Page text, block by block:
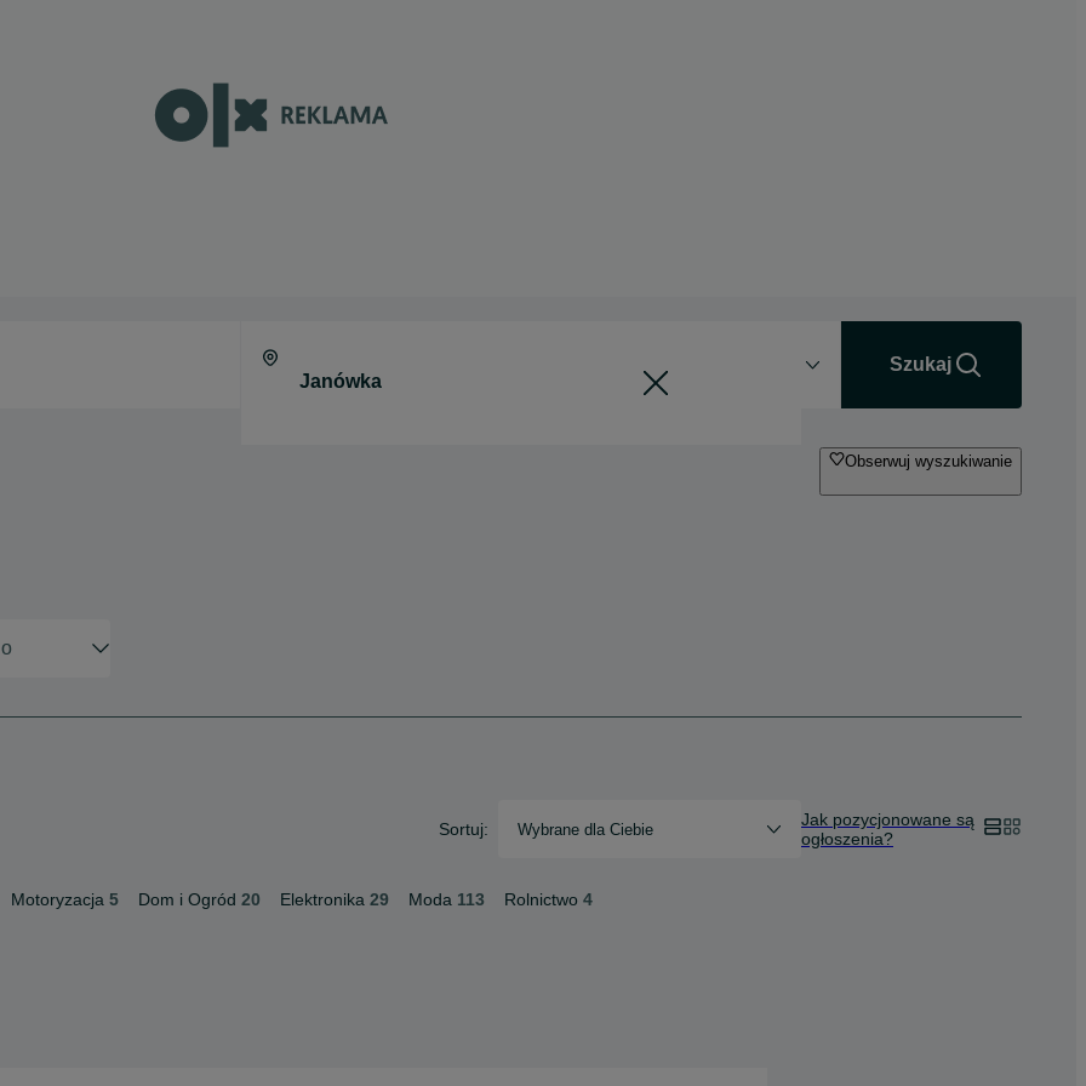
Szukaj
Obserwuj wyszukiwanie
Sortuj: Wybrane dla Ciebie
Jak pozycjonowane są
ogłoszenia?
Motoryzacja 5 Dom i Ogród 20 Elektronika 29 Moda 113 Rolnictwo 4